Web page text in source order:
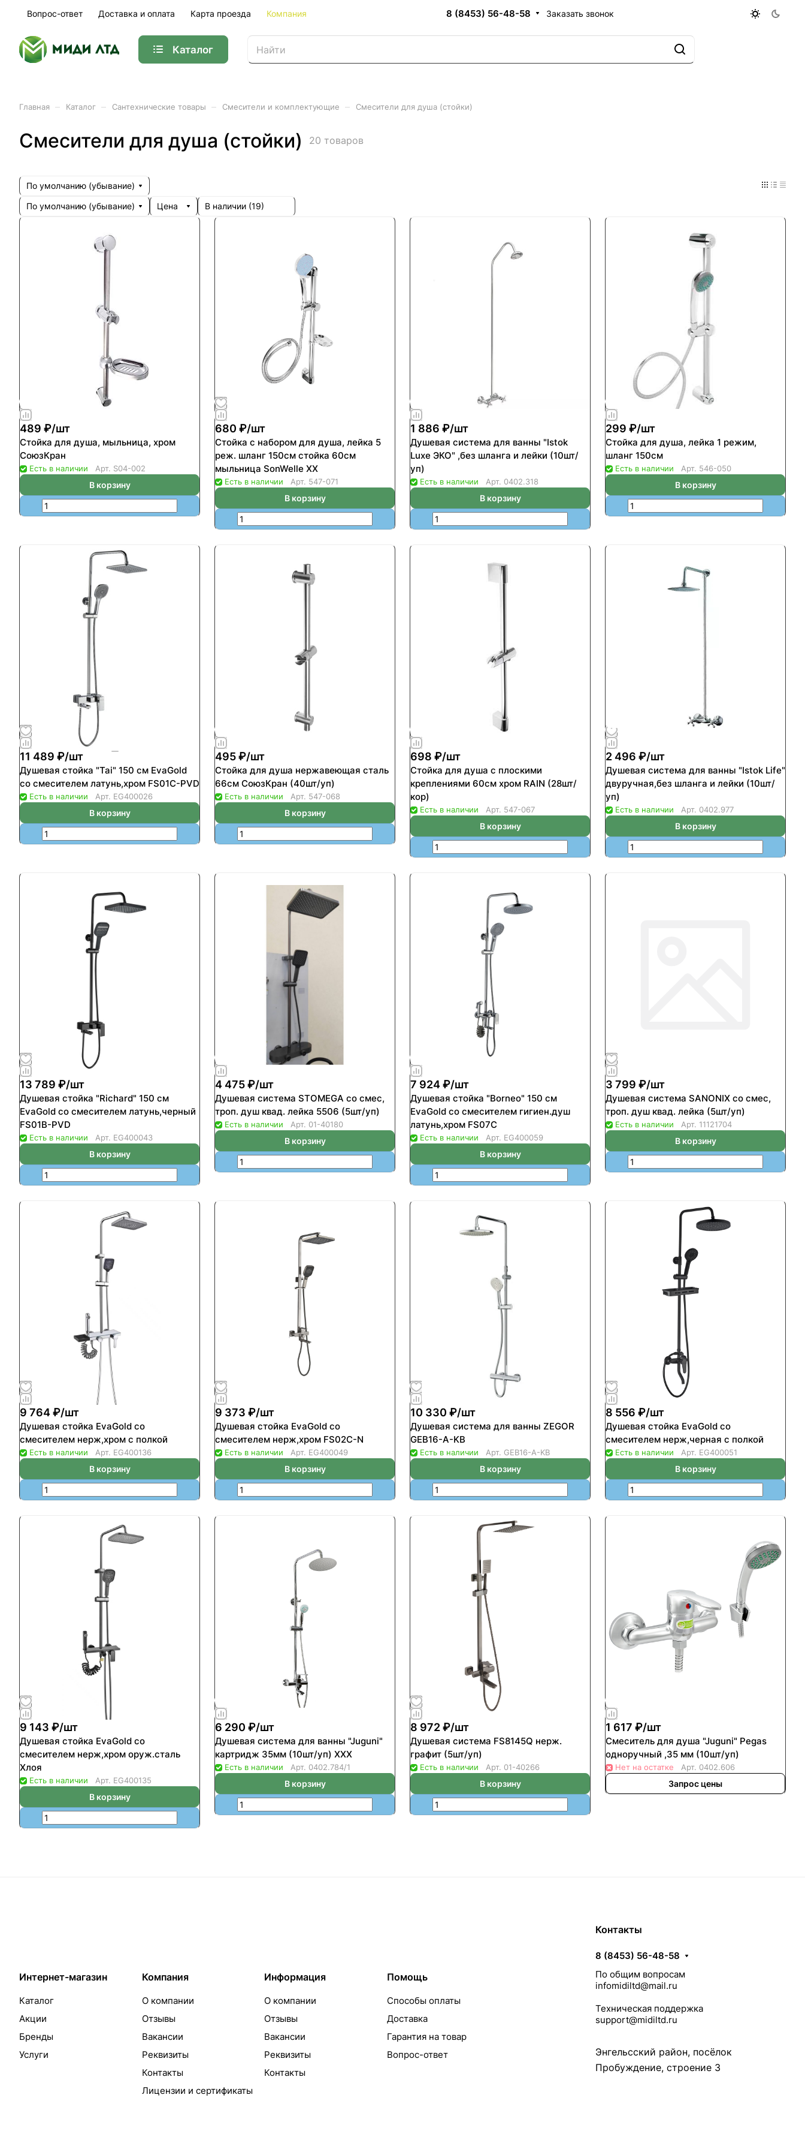
Вопрос-ответ Доставка и оплата Карта проезда Компания 8 (8453) 56-48-58 Заказать звонок
Каталог
Главная Каталог Сантехнические товары Смесители и комплектующие Смесители для душа (стойки)
Смесители для душа (стойки) 20 товаров
По умолчанию (убывание)
По умолчанию (убывание)
Цена В наличии (19)
489 ₽/шт
Стойка для душа, мыльница, хром
СоюзКран
Есть в наличии Арт. S04-002
В корзину
680 ₽/шт
Стойка с набором для душа, лейка 5
реж. шланг 150см стойка 60см
мыльница SonWelle ХХ
Есть в наличии Арт. 547-071
В корзину
1 886 ₽/шт
Душевая система для ванны "Istok
Luxe ЭКО" ,без шланга и лейки (10шт/
уп)
Есть в наличии Арт. 0402.318
В корзину
299 ₽/шт
Стойка для душа, лейка 1 режим,
шланг 150см
Есть в наличии Арт. 546-050
В корзину
11 489 ₽/шт
Душевая стойка "Tai" 150 см EvaGold
со смесителем латунь,хром FS01C-PVD
Есть в наличии Арт. EG400026
В корзину
495 ₽/шт
Стойка для душа нержавеющая сталь
66см СоюзКран (40шт/уп)
Есть в наличии Арт. 547-068
В корзину
698 ₽/шт
Стойка для душа с плоскими
креплениями 60см хром RAIN (28шт/
кор)
Есть в наличии Арт. 547-067
В корзину
2 496 ₽/шт
Душевая система для ванны "Istok Life"
двуручная,без шланга и лейки (10шт/
уп)
Есть в наличии Арт. 0402.977
В корзину
13 789 ₽/шт
Душевая стойка "Richard" 150 см
EvaGold со смесителем латунь,черный
FS01B-PVD
Есть в наличии Арт. EG400043
В корзину
4 475 ₽/шт
Душевая система STOMEGA со смес,
троп. душ квад. лейка 5506 (5шт/уп)
Есть в наличии Арт. 01-40180
В корзину
7 924 ₽/шт
Душевая стойка "Borneo" 150 см
EvaGold со смесителем гигиен.душ
латунь,хром FS07С
Есть в наличии Арт. EG400059
В корзину
3 799 ₽/шт
Душевая система SANONIX со смес,
троп. душ квад. лейка (5шт/уп)
Есть в наличии Арт. 11121704
В корзину
9 764 ₽/шт
Душевая стойка EvaGold со
смесителем нерж,хром с полкой
Есть в наличии Арт. EG400136
В корзину
9 373 ₽/шт
Душевая стойка EvaGold со
смесителем нерж,хром FS02С-N
Есть в наличии Арт. EG400049
В корзину
10 330 ₽/шт
Душевая система для ванны ZEGOR
GEB16-A-KB
Есть в наличии Арт. GEB16-A-KB
В корзину
8 556 ₽/шт
Душевая стойка EvaGold со
смесителем нерж,черная с полкой
Есть в наличии Арт. EG400051
В корзину
9 143 ₽/шт
Душевая стойка EvaGold со
смесителем нерж,хром оруж.сталь
Хлоя
Есть в наличии Арт. EG400135
В корзину
6 290 ₽/шт
Душевая система для ванны "Juguni"
картридж 35мм (10шт/уп) ХХХ
Есть в наличии Арт. 0402.784/1
В корзину
8 972 ₽/шт
Душевая система FS8145Q нерж.
графит (5шт/уп)
Есть в наличии Арт. 01-40266
В корзину
1 617 ₽/шт
Смеситель для душа "Juguni" Pegas
одноручный ,35 мм (10шт/уп)
Нет на остатке Арт. 0402.606
Запрос цены
Интернет-магазин
Каталог
Акции
Бренды
Услуги
Компания
О компании
Отзывы
Вакансии
Реквизиты
Контакты
Лицензии и сертификаты
Информация
О компании
Отзывы
Вакансии
Реквизиты
Контакты
Помощь
Способы оплаты
Доставка
Гарантия на товар
Вопрос-ответ
Контакты
8 (8453) 56-48-58
По общим вопросам
infomidiltd@mail.ru
Техническая поддержка
support@midiltd.ru
Энгельсский район, посёлок
Пробуждение, строение 3